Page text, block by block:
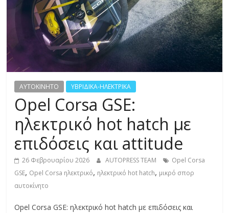
R
E
S
SAYTOKINHTO ΥΒΡΙΔΙΚΑ-ΗΛΕΚΤΡΙΚΑ
Opel Corsa GSE:
ηλεκτρικό hot hatch με
επιδόσεις και attitude
26 Φεβρουαρίου 2026 AUTOPRESS TEAM
Opel Corsa
GSE, Opel Corsa ηλεκτρικό, ηλεκτρικό hot hatch, μικρό σπορ
αυτοκίνητο
Opel Corsa GSE: ηλεκτρικό hot hatch με επιδόσεις και